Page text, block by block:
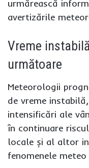
urmărească
avertizările
Vreme
următoare
Meteorologii
de vreme
intensificări ale
în continuare
locale și al altor
fenomenele meteo